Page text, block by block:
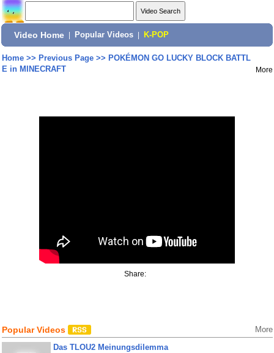
Video Home Popular Videos K-POP
Home>> Previous Page>> POKÉMON GO LUCKY BLOCK BATTL
E in MINECRAFT
More
Share:
Popular Videos More
Das TLOU2 Meinungsdilemma